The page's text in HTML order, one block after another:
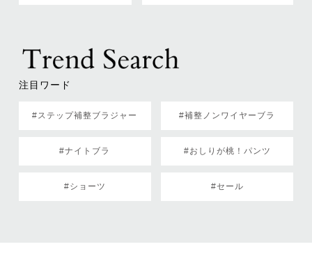
注目ワード
#ステップ補整ブラジャー #補整ノンワイヤーブラ
#ナイトブラ #おしりが桃！パンツ
#ショーツ #セール